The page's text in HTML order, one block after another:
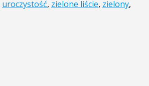
uroczystość, zielone liście, zielony,